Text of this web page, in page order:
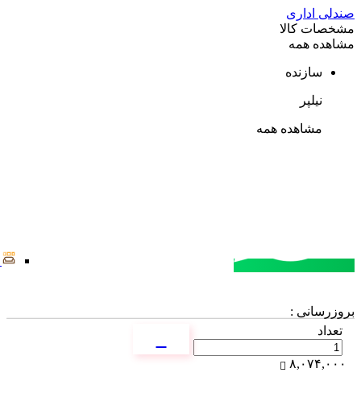
صندلی اداری
مشخصات کالا
مشاهده همه
سازنده
نیلپر
مشاهده همه
بروزرسانی :
تعداد
۸,۰۷۴,۰۰۰